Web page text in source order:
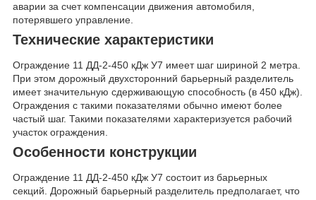
аварии за счет компенсации движения автомобиля,
потерявшего управление.
Технические характеристики
Ограждение 11 ДД-2-450 кДж У7 имеет шаг шириной 2 метра.
При этом дорожный двухсторонний барьерный разделитель
имеет значительную сдерживающую способность (в 450 кДж).
Ограждения с такими показателями обычно имеют более
частый шаг. Такими показателями характеризуется рабочий
участок ограждения.
Особенности конструкции
Ограждение 11 ДД-2-450 кДж У7 состоит из барьерных
секций. Дорожный барьерный разделитель предполагает, что